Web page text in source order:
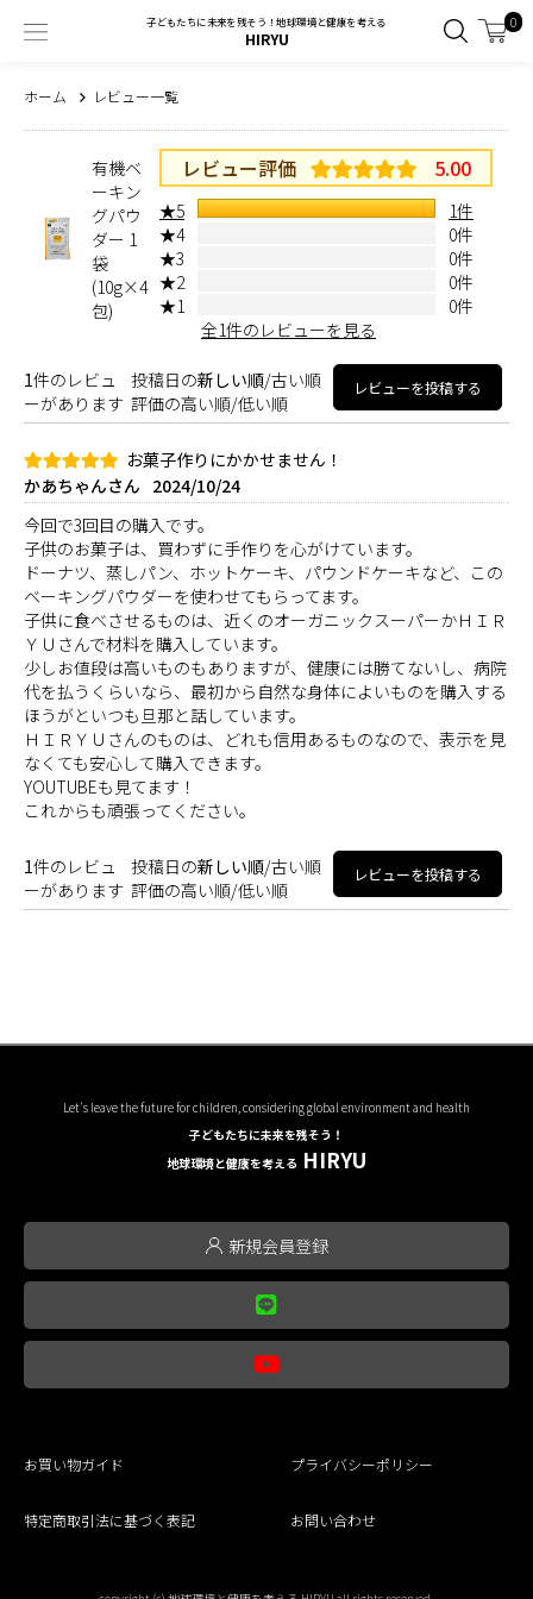
子どもたちに未来を残そう！地球環境と健康を考える
HIRYU
0
ホーム レビュー一覧
有機ベ
ーキン
グパウ
ダー 1
袋
(10g×4
包)
レビュー評価 5.00
★5
1件
★4
0件
★3
0件
★2
0件
★1
0件
全1件のレビューを見る
1件のレビュ
ーがあります
投稿日の新しい順/古い順
評価の高い順/低い順
レビューを投稿する
お菓子作りにかかせません！
かあちゃんさん 2024/10/24
今回で3回目の購入です。
子供のお菓子は、買わずに手作りを心がけています。
ドーナツ、蒸しパン、ホットケーキ、パウンドケーキなど、この
ベーキングパウダーを使わせてもらってます。
子供に食べさせるものは、近くのオーガニックスーパーかＨＩＲ
ＹＵさんで材料を購入しています。
少しお値段は高いものもありますが、健康には勝てないし、病院
代を払うくらいなら、最初から自然な身体によいものを購入する
ほうがといつも旦那と話しています。
ＨＩＲＹＵさんのものは、どれも信用あるものなので、表示を見
なくても安心して購入できます。
YOUTUBEも見てます！
これからも頑張ってください。
1件のレビュ
ーがあります
投稿日の新しい順/古い順
評価の高い順/低い順
レビューを投稿する
Let's leave the future for children, considering global environment and health
子どもたちに未来を残そう！
地球環境と健康を考える HIRYU
新規会員登録
お買い物ガイド プライバシーポリシー
特定商取引法に基づく表記 お問い合わせ